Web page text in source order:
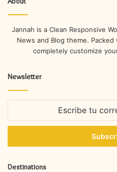
Jannah is a Clean Responsive
News and Blog theme.
completely customize
Newsletter
correo
Destinations